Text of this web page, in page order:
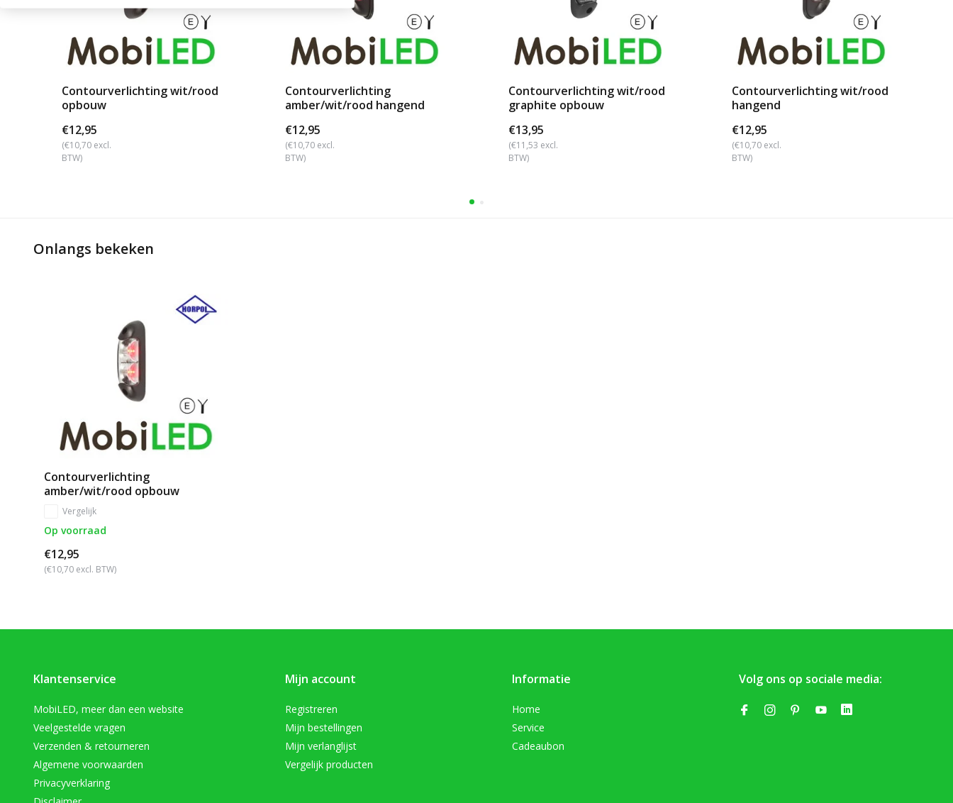
Contourverlichting wit/rood
opbouw
€12,95
(€10,70 excl.
BTW)
Contourverlichting
amber/wit/rood hangend
€12,95
(€10,70 excl.
BTW)
Contourverlichting wit/rood
graphite opbouw
€13,95
(€11,53 excl.
BTW)
Contourverlichting wit/rood
hangend
€12,95
(€10,70 excl.
BTW)
Onlangs bekeken
Contourverlichting
amber/wit/rood opbouw
Vergelijk
Op voorraad
€12,95
(€10,70 excl. BTW)
Klantenservice
MobiLED, meer dan een website
Veelgestelde vragen
Verzenden & retourneren
Algemene voorwaarden
Privacyverklaring
Mijn account
Registreren
Mijn bestellingen
Mijn verlanglijst
Vergelijk producten
Informatie
Home
Service
Cadeaubon
Volg ons op sociale media: